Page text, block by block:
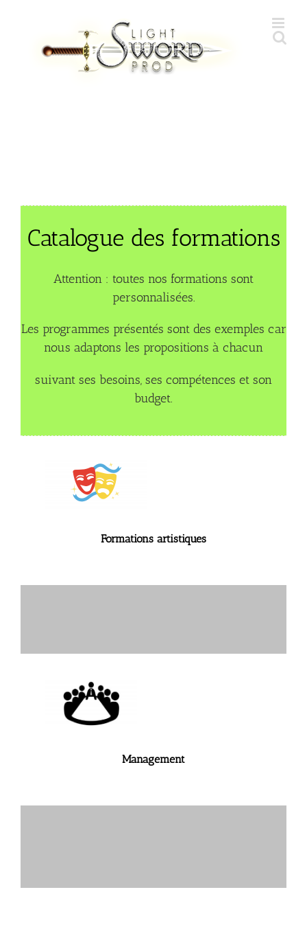
Catalogue des formations
Attention : toutes nos formations sont
personnalisées.
Les programmes présentés sont des exemples car
nous adaptons les propositions à chacun
suivant ses besoins, ses compétences et son
budget.
Formations artistiques
Management